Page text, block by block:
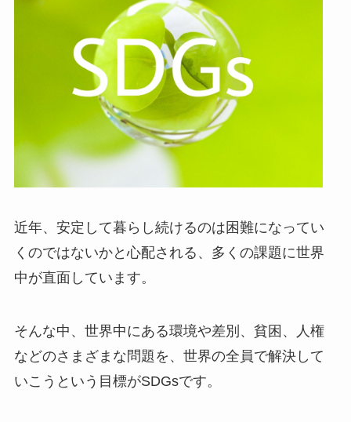
近年、安定して暮らし続けるのは困難になってい
くのではないかと心配される、多くの課題に世界
中が直面しています。
そんな中、世界中にある環境や差別、貧困、人権
などのさまざまな問題を、世界の全員で解決して
いこうという目標がSDGsです。